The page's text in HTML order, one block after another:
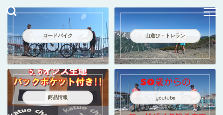
ロードバイク 山遊び・トレラン
商品情報 youtube